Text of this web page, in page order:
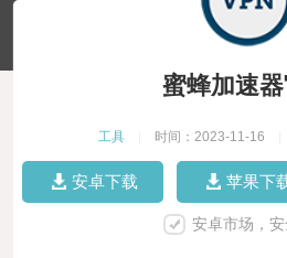
蜜蜂加速器
工具 时间：2023-11-16
安卓下载 苹果下
安卓市场，